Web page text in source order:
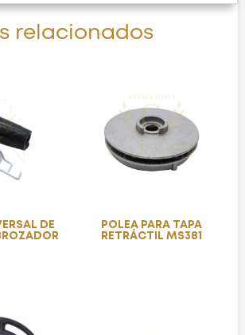
relacionados
DE
POLEA PARA TAPA
RETRÁCTIL MS381